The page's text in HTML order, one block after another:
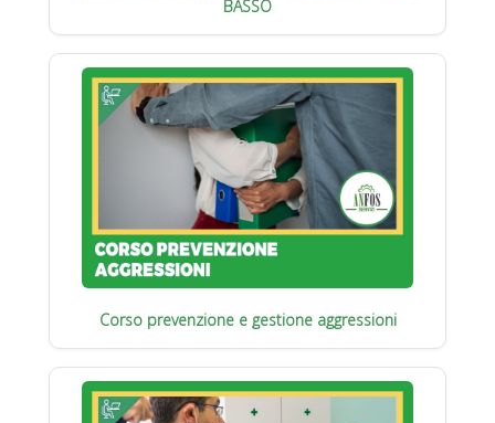
BASSO
Corso prevenzione e gestione aggressioni